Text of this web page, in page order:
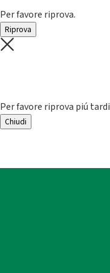
Per favore riprova.
Riprova
Per favore riprova piú tardi
Chiudi